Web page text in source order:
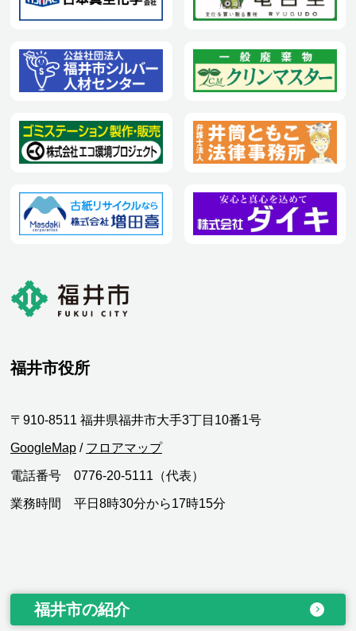
福井市役所
〒910-8511 福井県福井市大手3丁目10番1号
GoogleMap / フロアマップ
電話番号 0776-20-5111（代表）
業務時間 平日8時30分から17時15分
福井市の紹介